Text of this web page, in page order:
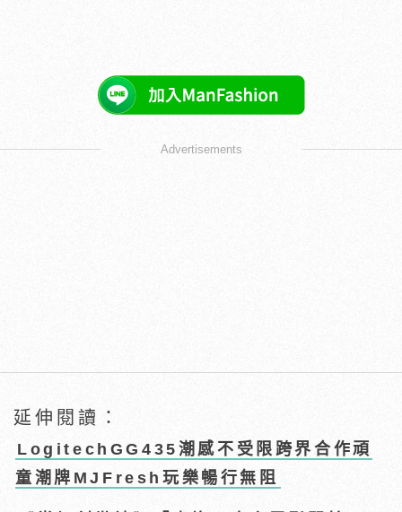
Advertisements
延伸閱讀：
LogitechGG435潮感不受限跨界合作頑
童潮牌MJFresh玩樂暢行無阻